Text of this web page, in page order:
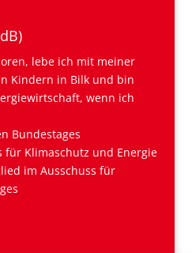
lebe ich mit meiner
Kindern in Bilk und bin
wenn ich
Bundestages
für Klimaschutz und Energie
im Ausschuss für